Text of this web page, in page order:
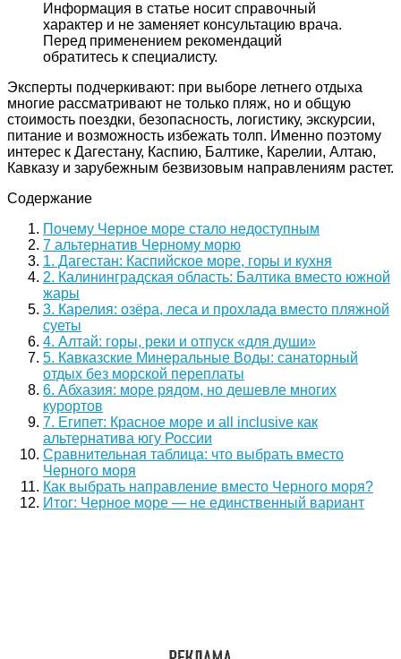
Информация в статье носит справочный
характер и не заменяет консультацию врача.
Перед применением рекомендаций
обратитесь к специалисту.
Эксперты подчеркивают: при выборе летнего отдыха
многие рассматривают не только пляж, но и общую
стоимость поездки, безопасность, логистику, экскурсии,
питание и возможность избежать толп. Именно поэтому
интерес к Дагестану, Каспию, Балтике, Карелии, Алтаю,
Кавказу и зарубежным безвизовым направлениям растет.
Содержание
Почему Черное море стало недоступным
7 альтернатив Черному морю
1. Дагестан: Каспийское море, горы и кухня
2. Калининградская область: Балтика вместо южной
жары
3. Карелия: озёра, леса и прохлада вместо пляжной
суеты
4. Алтай: горы, реки и отпуск «для души»
5. Кавказские Минеральные Воды: санаторный
отдых без морской переплаты
6. Абхазия: море рядом, но дешевле многих
курортов
7. Египет: Красное море и all inclusive как
альтернатива югу России
Сравнительная таблица: что выбрать вместо
Черного моря
Как выбрать направление вместо Черного моря?
Итог: Черное море — не единственный вариант